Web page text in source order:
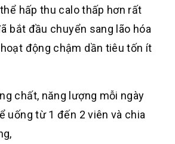
hấp thu calo thấp hơn rất
bắt đầu chuyển sang lão hóa
động chậm dần tiêu tốn ít
chất, năng lượng mỗi ngày
uống từ 1 đến 2 viên và chia